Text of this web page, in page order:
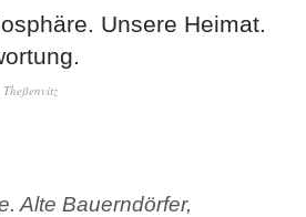
Unsere Heimat.
Theßenvitz
Alte Bauerndörfer,